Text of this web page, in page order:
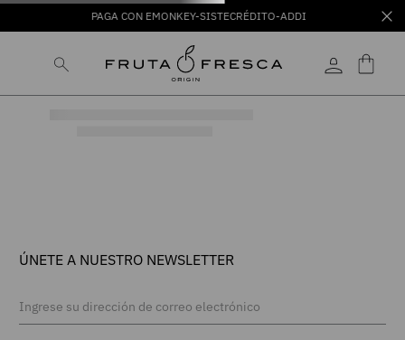
PAGA CON EMONKEY-SISTECRÉDITO-ADDI
ÚNETE A NUESTRO NEWSLETTER